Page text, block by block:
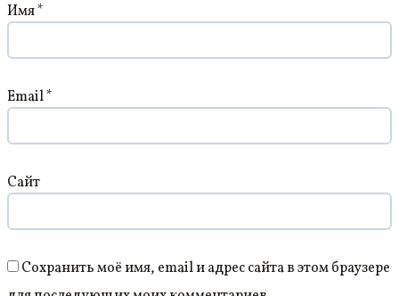
Имя*
Email*
Сайт
Сохранить моё имя, email и адрес сайта в этом браузере